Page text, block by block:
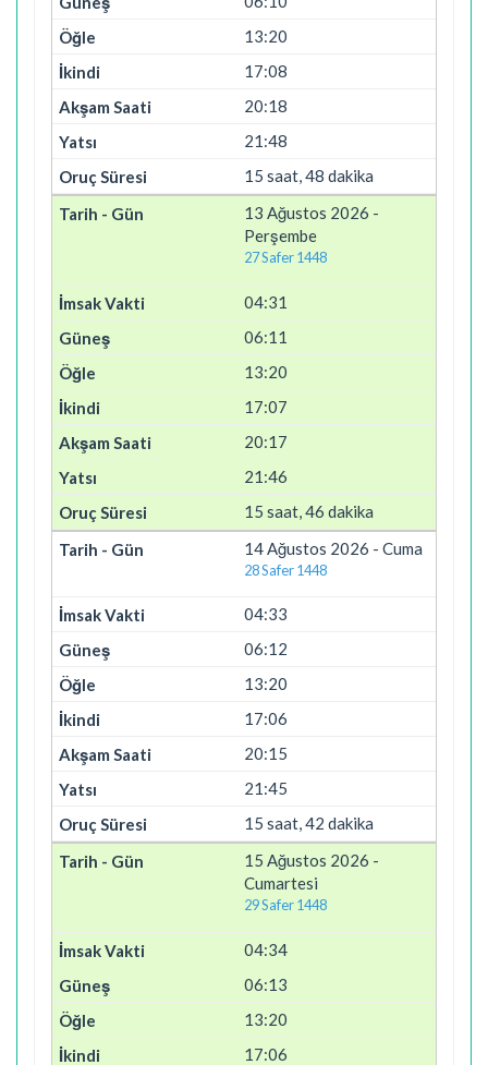
13:20
17:08
20:18
21:48
15 saat, 48 dakika
13 Ağustos 2026 -
Perşembe
27 Safer 1448
04:31
06:11
13:20
17:07
20:17
21:46
15 saat, 46 dakika
14 Ağustos 2026 - Cuma
28 Safer 1448
04:33
06:12
13:20
17:06
20:15
21:45
15 saat, 42 dakika
15 Ağustos 2026 -
Cumartesi
29 Safer 1448
04:34
06:13
13:20
17:06